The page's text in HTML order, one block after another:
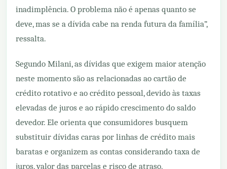
inadimplência. O problema não é apenas quanto se
deve, mas se a dívida cabe na renda futura da família”,
ressalta.
Segundo Milani, as dívidas que exigem maior atenção
neste momento são as relacionadas ao cartão de
crédito rotativo e ao crédito pessoal, devido às taxas
elevadas de juros e ao rápido crescimento do saldo
devedor. Ele orienta que consumidores busquem
substituir dívidas caras por linhas de crédito mais
baratas e organizem as contas considerando taxa de
juros, valor das parcelas e risco de atraso.